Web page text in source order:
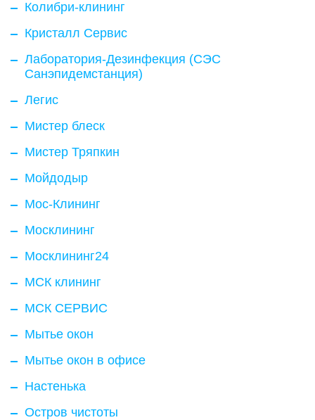
Колибри-клининг
Кристалл Сервис
Лаборатория-Дезинфекция (СЭС
Санэпидемстанция)
Легис
Мистер блеск
Мистер Тряпкин
Мойдодыр
Мос-Клининг
Москлининг
Москлининг24
МСК клининг
МСК СЕРВИС
Мытье окон
Мытье окон в офисе
Настенька
Остров чистоты